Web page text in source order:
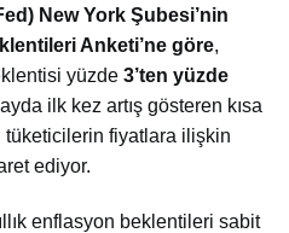
New York Şubesi’nin
Anketi’ne göre,
yüzde 3’ten yüzde
ilk kez artış gösteren kısa
fiyatlara ilişkin
ediyor.
enflasyon beklentileri sabit